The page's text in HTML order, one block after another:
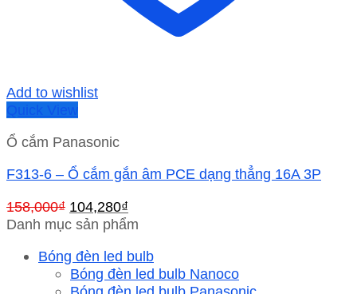
Add to wishlist
Quick View
Ổ cắm Panasonic
F313-6 – Ổ cắm gắn âm PCE dạng thẳng 16A 3P
158,000₫ Giá
gốc
158,000₫.
104,280₫
hiện
là:
104,280₫.
Danh mục sản phẩm
Bóng đèn led bulb
Bóng đèn led bulb Nanoco